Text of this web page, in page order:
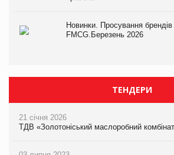
Новинки. Просування брендів
FMCG.Березень 2026
ТЕНДЕРИ
21 січня 2026
ТДВ «Золотоніський маслоробний